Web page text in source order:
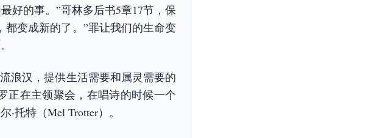
好的事。”哥林多后书5章17节，保
变成新的了。”罪让我们的生命变
浪汉，提供生活需要和属灵需要的
正在主领聚会，在唱诗的时候一个
托特（Mel Trotter）。